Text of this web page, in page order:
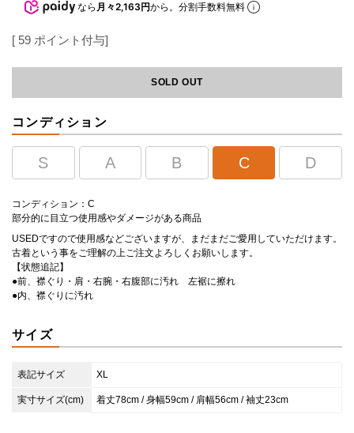
なら 月々2,163円から。分割手数料無料
[ 59 ポイント付与]
SOLD OUT
コンディション
S A B C D
コンディション：C
部分的に目立つ使用感やダメージがある商品
USEDですので使用感などございますが、まだまだご愛用していただけます。
古着という事をご理解の上ご注文よろしくお願いします。
【状態追記】
●前、襟ぐり・肩・右腕・右腹部に汚れ 左裾に擦れ
●内、襟ぐりに汚れ
サイズ
表記サイズ XL
実寸サイズ(cm) 着丈78cm / 身幅59cm / 肩幅56cm / 袖丈23cm